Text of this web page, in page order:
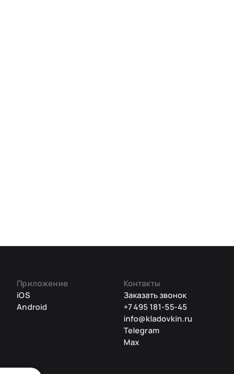
Приложение
iOS
Android
Контакты
Заказать звонок
+7 495 181-55-45
info@kladovkin.ru
Telegram
Max